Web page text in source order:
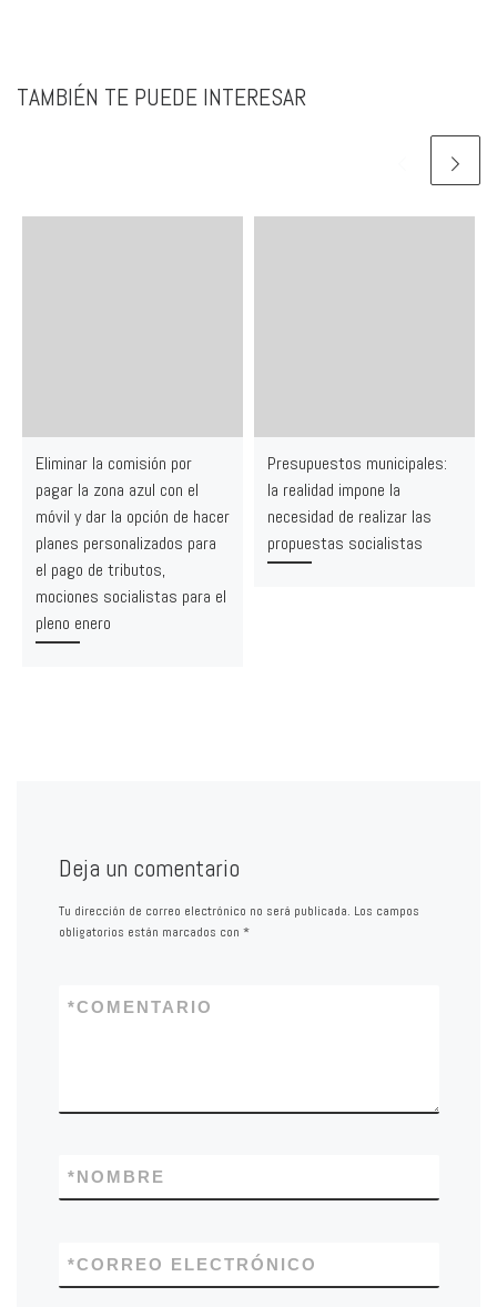
TAMBIÉN TE PUEDE INTERESAR
Eliminar la comisión por
pagar la zona azul con el
móvil y dar la opción de hacer
planes personalizados para
el pago de tributos,
mociones socialistas para el
pleno enero
Presupuestos municipales:
la realidad impone la
necesidad de realizar las
propuestas socialistas
Deja un comentario
Tu dirección de correo electrónico no será publicada. Los campos
obligatorios están marcados con *
COMENTARIO
*
NOMBRE
*
CORREO ELECTRÓNICO
*